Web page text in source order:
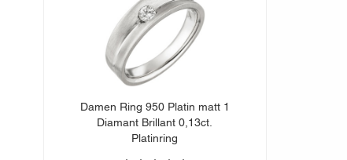
Damen Ring 950 Platin matt 1
Diamant Brillant 0,13ct.
Platinring